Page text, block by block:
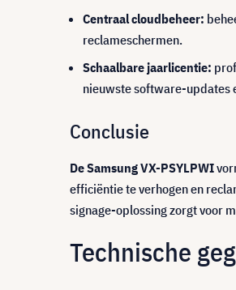
Centraal cloudbeheer:
reclameschermen.
Schaalbare jaarlicentie:
nieuwste software-updates
Conclusie
De Samsung VX-PSYLPWI
efficiëntie te verhogen en
signage-oplossing zorgt voor
Technische